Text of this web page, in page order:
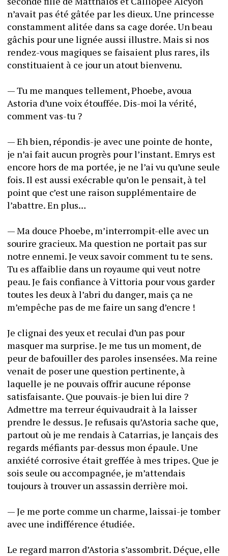
n’avait pas été gâtée par les dieux. Une princesse
constamment alitée dans sa cage dorée. Un beau
gâchis pour une lignée aussi illustre. Mais si nos
rendez-vous magiques se faisaient plus rares, ils
constituaient à ce jour un atout bienvenu.
— Tu me manques tellement, Phoebe, avoua
Astoria d’une voix étouffée. Dis-moi la vérité,
comment vas-tu ?
— Eh bien, répondis-je avec une pointe de honte,
je n’ai fait aucun progrès pour l’instant. Emrys est
encore hors de ma portée, je ne l’ai vu qu’une seule
fois. Il est aussi exécrable qu’on le pensait, à tel
point que c’est une raison supplémentaire de
l’abattre. En plus…
— Ma douce Phoebe, m’interrompit-elle avec un
sourire gracieux. Ma question ne portait pas sur
notre ennemi. Je veux savoir comment tu te sens.
Tu es affaiblie dans un royaume qui veut notre
peau. Je fais confiance à Vittoria pour vous garder
toutes les deux à l’abri du danger, mais ça ne
m’empêche pas de me faire un sang d’encre !
Je clignai des yeux et reculai d’un pas pour
masquer ma surprise. Je me tus un moment, de
peur de bafouiller des paroles insensées. Ma reine
venait de poser une question pertinente, à
laquelle je ne pouvais offrir aucune réponse
satisfaisante. Que pouvais-je bien lui dire ?
Admettre ma terreur équivaudrait à la laisser
prendre le dessus. Je refusais qu’Astoria sache que,
partout où je me rendais à Catarrias, je lançais des
regards méfiants par-dessus mon épaule. Une
anxiété corrosive était greffée à mes tripes. Que je
sois seule ou accompagnée, je m’attendais
— Je me porte comme un charme, laissai-je tomber
avec une indifférence étudiée.
Le regard marron d’Astoria s’assombrit. Déçue, elle